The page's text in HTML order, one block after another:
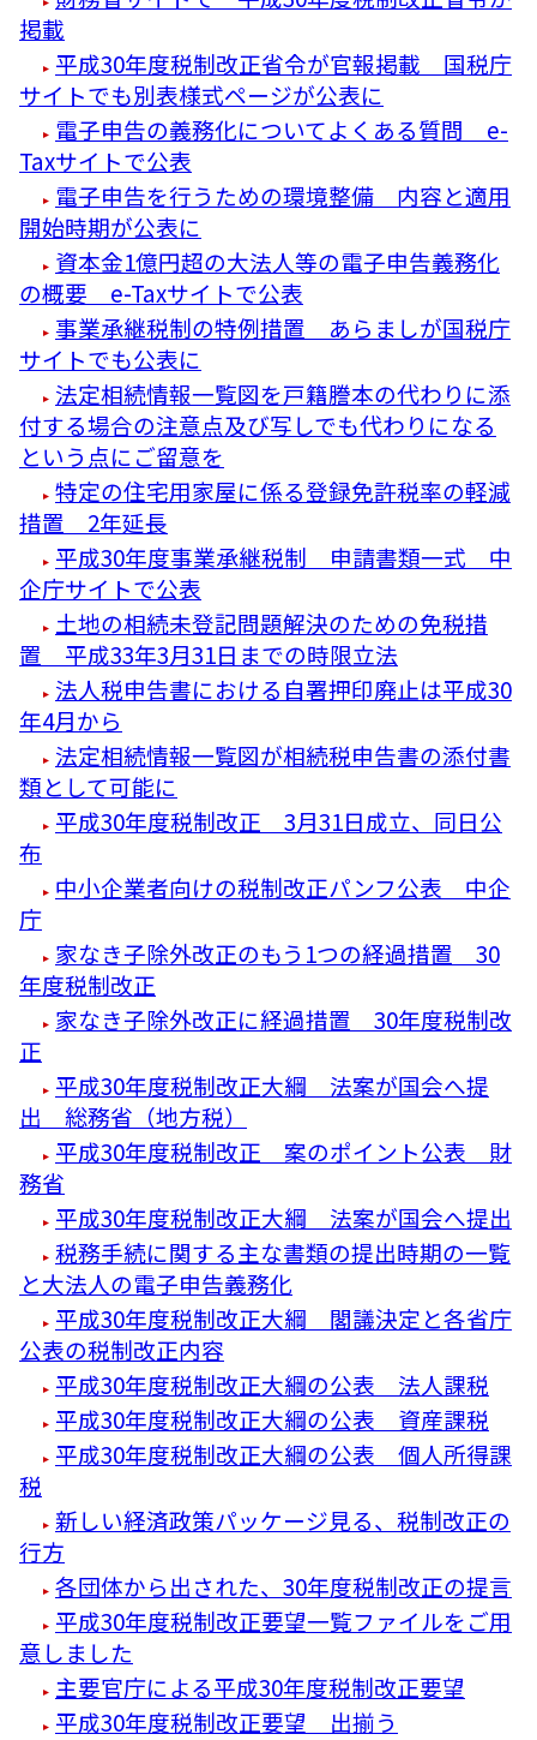
掲載
平成30年度税制改正省令が官報掲載 国税庁
サイトでも別表様式ページが公表に
電子申告の義務化についてよくある質問 e-
Taxサイトで公表
電子申告を行うための環境整備 内容と適用
開始時期が公表に
資本金1億円超の大法人等の電子申告義務化
の概要 e-Taxサイトで公表
事業承継税制の特例措置 あらましが国税庁
サイトでも公表に
法定相続情報一覧図を戸籍謄本の代わりに添
付する場合の注意点及び写しでも代わりになる
という点にご留意を
特定の住宅用家屋に係る登録免許税率の軽減
措置 2年延長
平成30年度事業承継税制 申請書類一式 中
企庁サイトで公表
土地の相続未登記問題解決のための免税措
置 平成33年3月31日までの時限立法
法人税申告書における自署押印廃止は平成30
年4月から
法定相続情報一覧図が相続税申告書の添付書
類として可能に
平成30年度税制改正 3月31日成立、同日公
布
中小企業者向けの税制改正パンフ公表 中企
庁
家なき子除外改正のもう1つの経過措置 30
年度税制改正
家なき子除外改正に経過措置 30年度税制改
正
平成30年度税制改正大綱 法案が国会へ提
出 総務省（地方税）
平成30年度税制改正 案のポイント公表 財
務省
平成30年度税制改正大綱 法案が国会へ提出
税務手続に関する主な書類の提出時期の一覧
と大法人の電子申告義務化
平成30年度税制改正大綱 閣議決定と各省庁
公表の税制改正内容
平成30年度税制改正大綱の公表 法人課税
平成30年度税制改正大綱の公表 資産課税
平成30年度税制改正大綱の公表 個人所得課
税
新しい経済政策パッケージ見る、税制改正の
行方
各団体から出された、30年度税制改正の提言
平成30年度税制改正要望一覧ファイルをご用
意しました
主要官庁による平成30年度税制改正要望
平成30年度税制改正要望 出揃う